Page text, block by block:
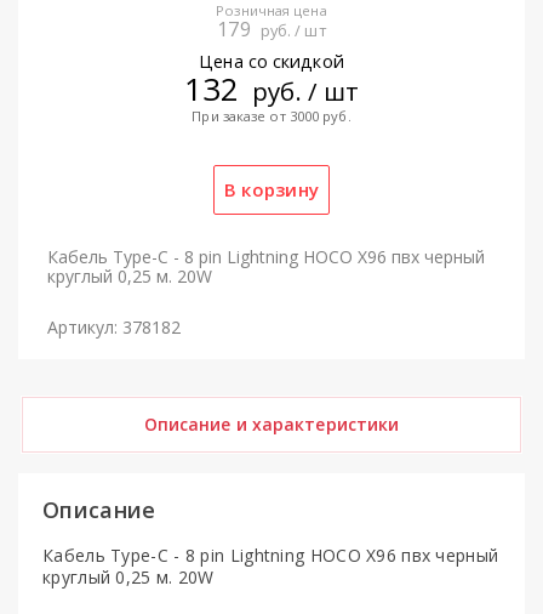
Розничная цена
179 руб. / шт
Цена со скидкой
132 руб. / шт
При заказе от 3000 руб.
Кабель Type-C - 8 pin Lightning HOCO X96 пвх черный
круглый 0,25 м. 20W
Артикул: 378182
Описание и характеристики
Описание
Кабель Type-C - 8 pin Lightning HOCO X96 пвх черный
круглый 0,25 м. 20W